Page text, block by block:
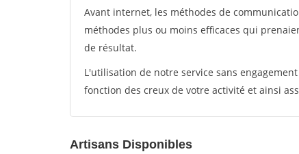
Avant internet, les méthodes de
méthodes plus ou moins efficaces qui
de résultat.
L'utilisation de notre service sans
fonction des creux de votre activité et ainsi
Artisans Disponibles